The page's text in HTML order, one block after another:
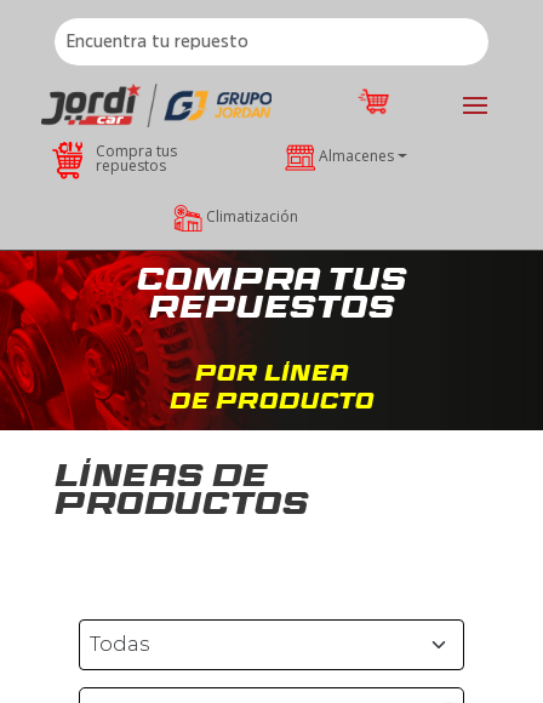
Compra tus
repuestos Almacenes
Climatización
Compra tus
repuestos
Por línea
de producto
Líneas de
productos